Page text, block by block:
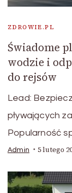
ZDROWIE.PL
Świadome
wodzie i
do rejsów
Lead:
pływających
Popularność
Admin 5 lutego